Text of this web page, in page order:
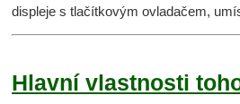
displeje s tlačítkovým ovladačem,
Hlavní vlastnosti